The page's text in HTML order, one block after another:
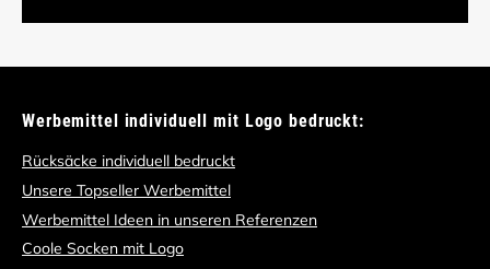
Werbemittel individuell mit Logo bedruckt:
Rücksäcke individuell bedruckt
Unsere Topseller Werbemittel
Werbemittel Ideen in unseren Referenzen
Coole Socken mit Logo